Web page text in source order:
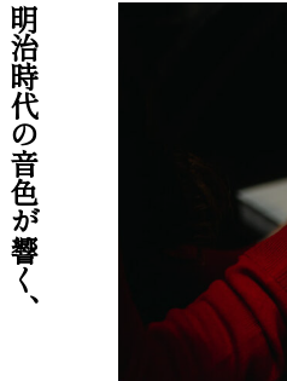
明治時代の音色が響く、